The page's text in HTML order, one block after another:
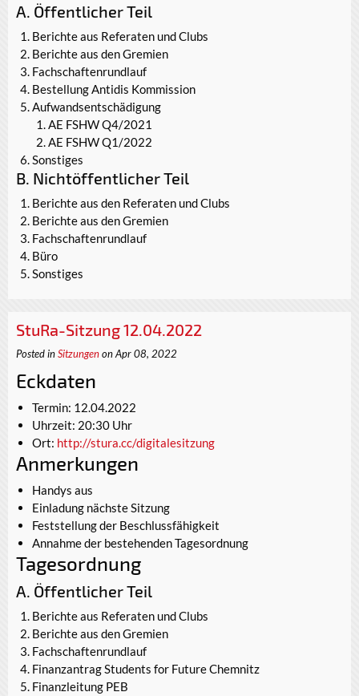
A. Öffentlicher Teil
Berichte aus Referaten und Clubs
Berichte aus den Gremien
Fachschaftenrundlauf
Bestellung Antidis Kommission
Aufwandsentschädigung
AE FSHW Q4/2021
AE FSHW Q1/2022
Sonstiges
B. Nichtöffentlicher Teil
Berichte aus den Referaten und Clubs
Berichte aus den Gremien
Fachschaftenrundlauf
Büro
Sonstiges
StuRa-Sitzung 12.04.2022
Posted inSitzungenon Apr 08, 2022
Eckdaten
Termin: 12.04.2022
Uhrzeit: 20:30 Uhr
Ort: http://stura.cc/digitalesitzung
Anmerkungen
Handys aus
Einladung nächste Sitzung
Feststellung der Beschlussfähigkeit
Annahme der bestehenden Tagesordnung
Tagesordnung
A. Öffentlicher Teil
Berichte aus Referaten und Clubs
Berichte aus den Gremien
Fachschaftenrundlauf
Finanzantrag Students for Future Chemnitz
Finanzleitung PEB